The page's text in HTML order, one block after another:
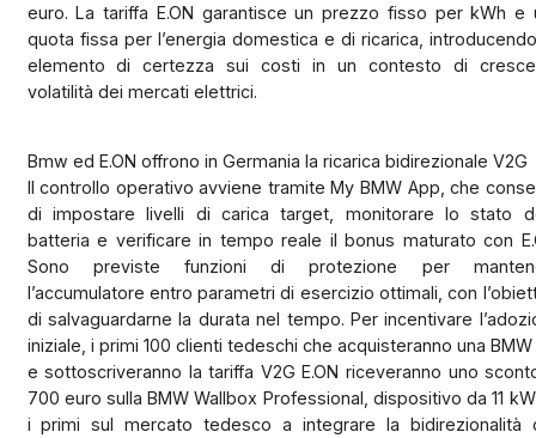
euro. La tariffa E.ON garantisce un prezzo fisso per kWh e
quota fissa per l’energia domestica e di ricarica,
elemento di certezza sui costi in un contesto di
volatilità dei mercati elettrici.
Bmw ed E.ON offrono in Germania la ricarica bidirezionale V2G
Il controllo operativo avviene tramite My BMW App, che
di impostare livelli di carica target, monitorare lo stato
batteria e verificare in tempo reale il bonus maturato con
Sono previste funzioni di protezione per
l’accumulatore entro parametri di esercizio ottimali, con
di salvaguardarne la durata nel tempo. Per incentivare
iniziale, i primi 100 clienti tedeschi che acquisteranno una BMW
e sottoscriveranno la tariffa V2G E.ON riceveranno uno
700 euro sulla BMW Wallbox Professional, dispositivo da 11
i primi sul mercato tedesco a integrare la bidirezionalità